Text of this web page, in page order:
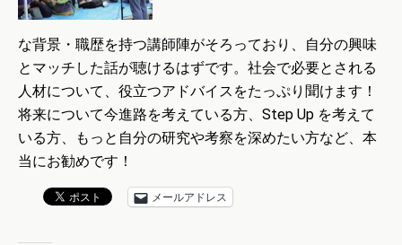
な背景・職歴を持つ講師陣がそろっており、自分の興味
とマッチした話が聴けるはずです。社会で必要とされる
人材について、役立つアドバイスをたっぷり聞けます！
将来について今進路を考えている方、Step Up を考えて
いる方、もっと自分の研究や考察を深めたい方など、本
当にお勧めです！
メールアドレス